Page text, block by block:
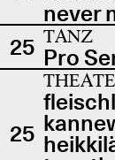
never
25 TANZ
Pro
25